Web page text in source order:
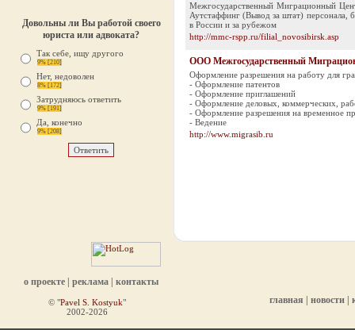
Довольны ли Вы работой своего
юриста или адвоката?
Так себе, ищу другого
9% [210]
Нет, недоволен
8% [172]
Затрудняюсь ответить
9% [191]
Да, конечно
9% [208]
Межгосударственный Миграционный
Аутстаффинг (Вывод за штат) персонала,
в России и за рубежом
http://mmc-rspp.ru/filial_novosibirsk.asp
ООО Межгосударственный
Оформление разрешения на работу для
- Оформление патентов
- Оформление приглашений
- Оформление деловых, коммерческих,
- Оформление разрешения на временное
- Ведение
http://www.migrasib.ru
о проекте реклама контакты
© "Pavel S. Kostyuk"
2002-2026
главная новости